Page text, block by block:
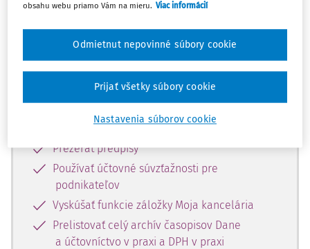
zadarmo prístup k vybranému obsahu
na 10 dní.
Vďaka registrácii si môžete
Prečítať platené články na portáli
Prezerať predpisy
Používať účtovné súvzťažnosti pre
podnikateľov
Vyskúšať funkcie záložky Moja kancelária
Prelistovať celý archív časopisov Dane
a účtovníctvo v praxi a DPH v praxi
obsahu webu priamo Vám na mieru. Viac informácií
Nastavenia súborov cookie
Odmietnut nepovinné súbory cookie
Prijať všetky súbory cookie